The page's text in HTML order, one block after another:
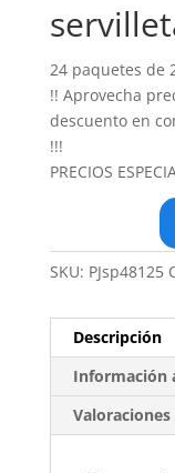
24 paquetes de
!! Aprovecha
descuento en
!!!
PRECIOS
SKU: PJsp48125
Descripción
Información
Valoraciones